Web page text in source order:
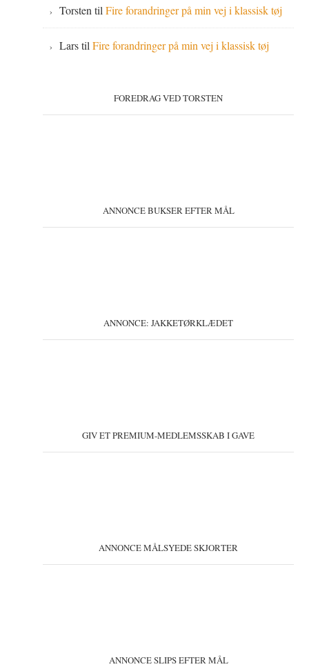
Torsten tilFire forandringer på min vej i klassisk tøj
LarstilFire forandringer på min vej i klassisk tøj
FOREDRAG VED TORSTEN
ANNONCE BUKSER EFTER MÅL
ANNONCE: JAKKETØRKLÆDET
GIV ET PREMIUM-MEDLEMSSKAB I GAVE
ANNONCE MÅLSYEDE SKJORTER
ANNONCE SLIPS EFTER MÅL